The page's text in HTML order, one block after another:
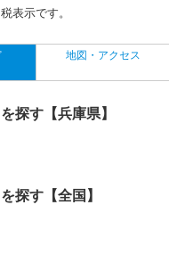
表示です。
地図・アクセス
探す【兵庫県】
探す【全国】